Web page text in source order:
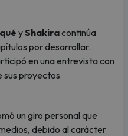
yShakiracontinúa
por desarrollar.
en una entrevista con
sus proyectos
un giro personal que
debido al carácter